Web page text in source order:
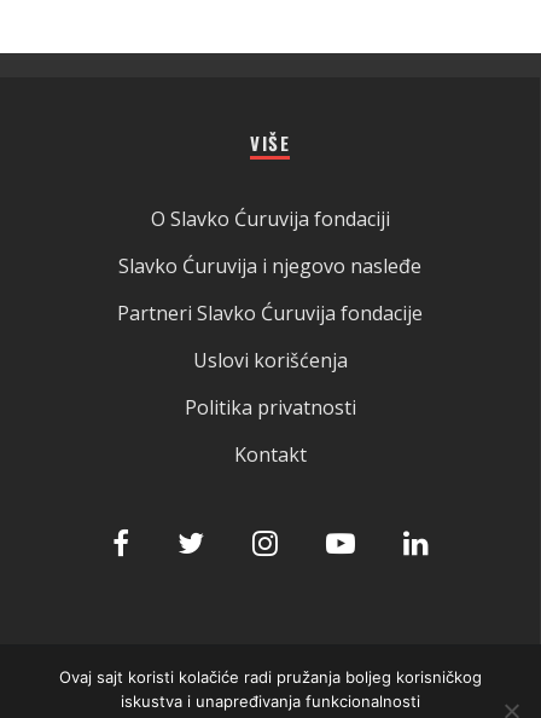
VIŠE
O Slavko Ćuruvija fondaciji
Slavko Ćuruvija i njegovo nasleđe
Partneri Slavko Ćuruvija fondacije
Uslovi korišćenja
Politika privatnosti
Kontakt
© 2025 Slavko Ćuruvija fondacija
Ovaj sajt koristi kolačiće radi pružanja boljeg korisničkog
iskustva i unapređivanja funkcionalnosti